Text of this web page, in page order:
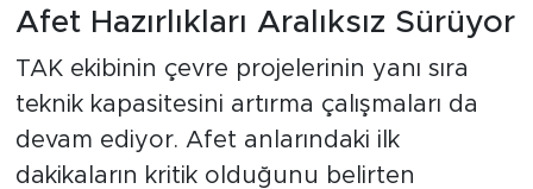
Afet Hazırlıkları Aralıksız Sürüyor
TAK ekibinin çevre projelerinin yanı sıra
teknik kapasitesini artırma çalışmaları da
devam ediyor. Afet anlarındaki ilk
dakikaların kritik olduğunu belirten